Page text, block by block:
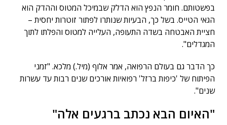
בפשטותם. חומר הנפץ הוא הדלק שבמיכל המטוס וההדק הוא
הגאי הטייס. בשל כך, הבעיות שנותרו לפתור זוטרות יחסית –
חציית האבטחה בשדה התעופה, העלייה למטוס והפלתו לתוך
המגדלים".
כך הדבר גם בעולם הרפואה, אמר אלוף (מיל.) מלכא. "זמני
הפיתוח של 'כיפות ברזל' רפואיות אורכים שנים רבות עד עשרות
שנים".
"האיום הבא נכתב ברגעים אלה"